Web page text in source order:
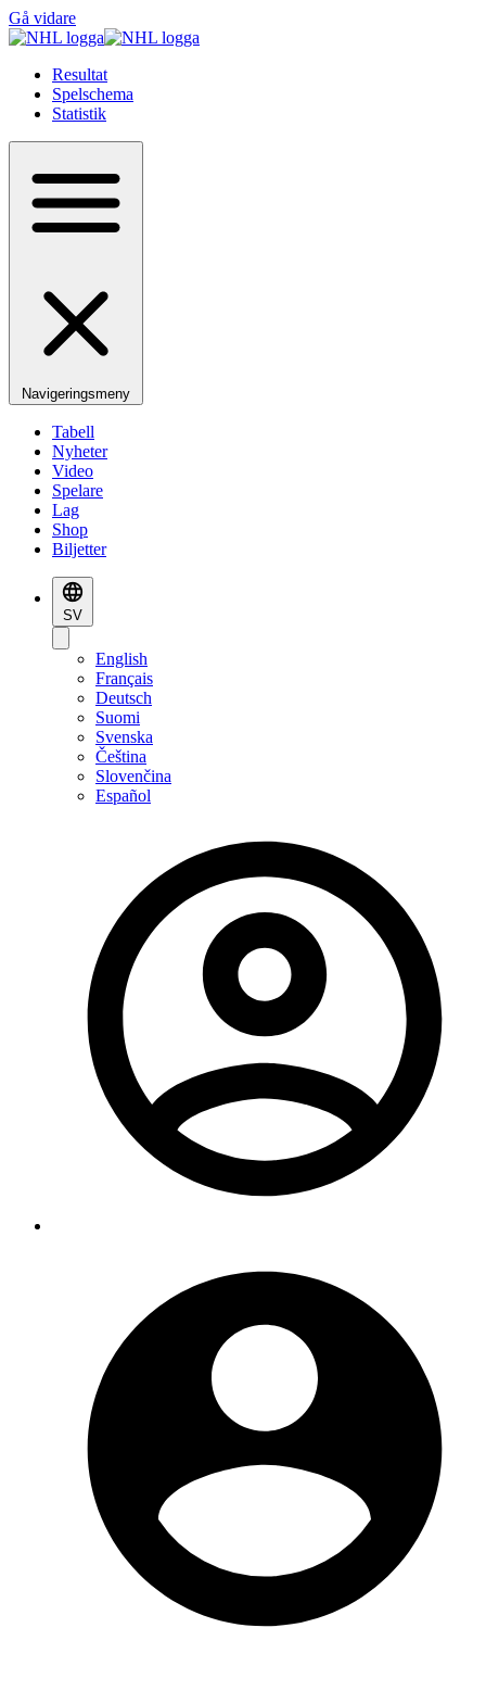
Gå vidare
Resultat
Spelschema
Statistik
Navigeringsmeny
Tabell
Nyheter
Video
Spelare
Lag
Shop
Biljetter
SV
English
Français
Deutsch
Suomi
Svenska
Čeština
Slovenčina
Español